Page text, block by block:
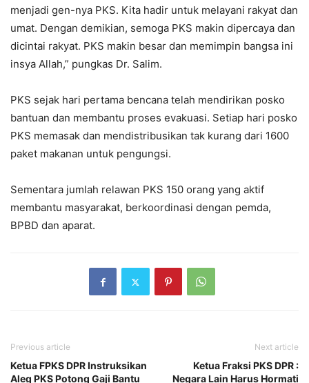
menjadi gen-nya PKS. Kita hadir untuk melayani rakyat dan
umat. Dengan demikian, semoga PKS makin dipercaya dan
dicintai rakyat. PKS makin besar dan memimpin bangsa ini
insya Allah,” pungkas Dr. Salim.
PKS sejak hari pertama bencana telah mendirikan posko
bantuan dan membantu proses evakuasi. Setiap hari posko
PKS memasak dan mendistribusikan tak kurang dari 1600
paket makanan untuk pengungsi.
Sementara jumlah relawan PKS 150 orang yang aktif
membantu masyarakat, berkoordinasi dengan pemda,
BPBD dan aparat.
Previous article
Ketua FPKS DPR Instruksikan
Aleg PKS Potong Gaji Bantu
Next article
Ketua Fraksi PKS DPR :
Negara Lain Harus Hormati